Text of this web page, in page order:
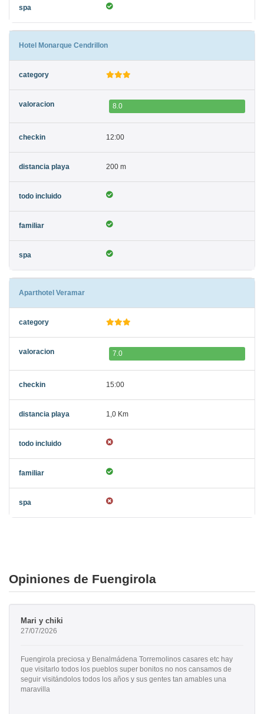
Hotel Monarque Cendrillon
8.0
12:00
200 m
Aparthotel Veramar
7.0
15:00
1,0 Km
Opiniones de Fuengirola
Mari y chiki
27/07/2026
Fuengirola preciosa y Benalmádena Torremolinos casares etc hay
que visitarlo todos los pueblos super bonitos no nos cansamos de
seguir visitándolos todos los años y sus gentes tan amables una
maravilla